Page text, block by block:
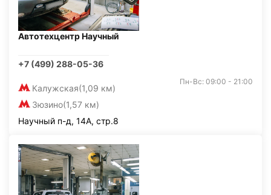
Автотехцентр Научный
+7 (499) 288-05-36
Калужская(1,09 км)
Зюзино(1,57 км)
Пн-Вс: 09:00 - 21:00
Научный п-д, 14А, стр.8